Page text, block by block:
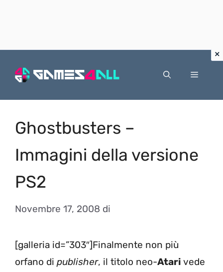
Menu
Ghostbusters –
Immagini della versione
PS2
Novembre 17, 2008 di
[galleria id=”303″]Finalmente non più
orfano di publisher, il titolo neo-Atari vede